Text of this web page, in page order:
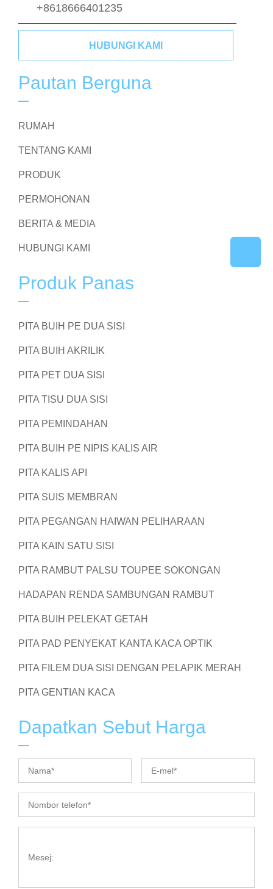
+8618666401235
HUBUNGI KAMI
Pautan Berguna
RUMAH
TENTANG KAMI
PRODUK
PERMOHONAN
BERITA & MEDIA
HUBUNGI KAMI
Produk Panas
PITA BUIH PE DUA SISI
PITA BUIH AKRILIK
PITA PET DUA SISI
PITA TISU DUA SISI
PITA PEMINDAHAN
PITA BUIH PE NIPIS KALIS AIR
PITA KALIS API
PITA SUIS MEMBRAN
PITA PEGANGAN HAIWAN PELIHARAAN
PITA KAIN SATU SISI
PITA RAMBUT PALSU TOUPEE SOKONGAN
HADAPAN RENDA SAMBUNGAN RAMBUT
PITA BUIH PELEKAT GETAH
PITA PAD PENYEKAT KANTA KACA OPTIK
PITA FILEM DUA SISI DENGAN PELAPIK MERAH
PITA GENTIAN KACA
Dapatkan Sebut Harga